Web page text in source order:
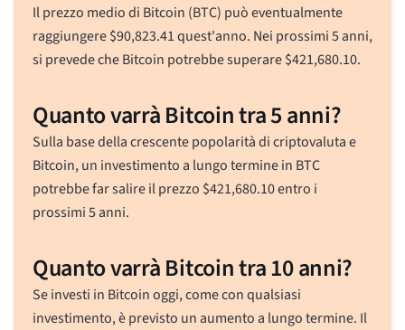
Il prezzo medio di Bitcoin (BTC) può eventualmente
raggiungere$90,823.41quest'anno. Nei prossimi 5 anni,
si prevede che Bitcoin potrebbe superare$421,680.10.
Quanto varrà Bitcoin tra 5 anni?
Sulla base della crescente popolarità di criptovaluta e
Bitcoin, un investimento a lungo termine in BTC
potrebbe far salire il prezzo $421,680.10entro i
prossimi 5 anni.
Quanto varrà Bitcoin tra 10 anni?
Se investi in Bitcoin oggi, come con qualsiasi
investimento, è previsto un aumento a lungo termine. Il